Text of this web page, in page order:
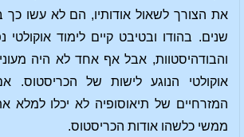
את הצורך לשאול אודותיו, הם לא עשו כך
שנים. בהודו ובטיבט קיים לימוד אוקולטי
והבודהיסטוות, אבל אף אחד לא היה
אוקולטי הנוגע לישות של הכריסטוס.
המזרחיים של תיאוסופיה לא יכלו למלא
ממשי כלשהו אודות הכריסטוס.